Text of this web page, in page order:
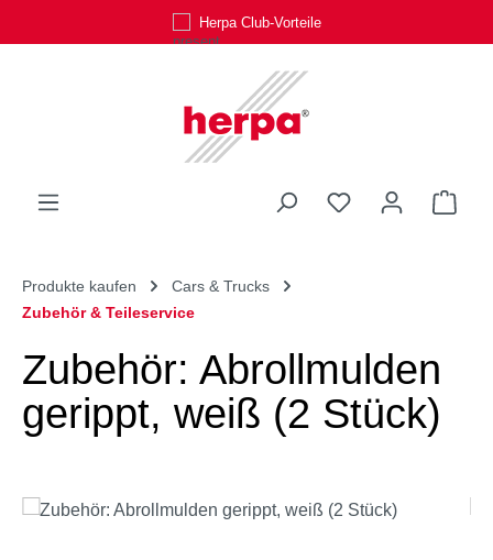
Zum Hauptinhalt springenHerpa Club-Vorteile
Du hast 0
Produkte kaufen
Cars & Trucks
Zubehör & Teileservice
Zubehör: Abrollmulden
gerippt, weiß (2 Stück)
Bildergalerie überspringen